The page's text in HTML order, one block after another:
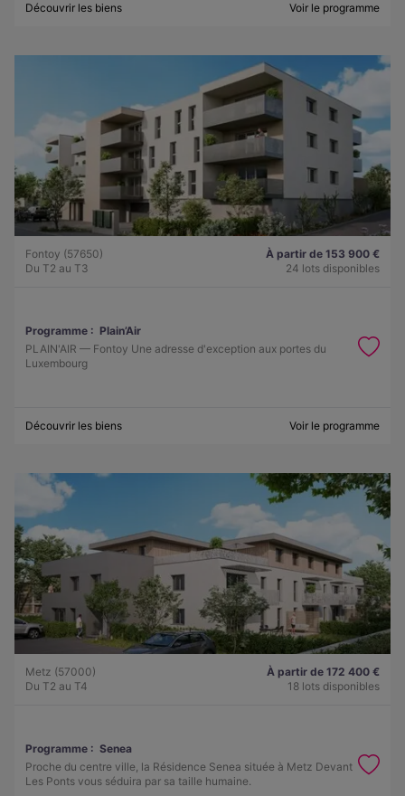
Découvrir les biens Voir le programme
Fontoy (57650)
Du T2 au T3
À partir de 153 900 €
24 lots disponibles
Programme : Plain’Air
PLAIN'AIR — Fontoy Une adresse d'exception aux portes du
Luxembourg
Découvrir les biens Voir le programme
Metz (57000)
Du T2 au T4
À partir de 172 400 €
18 lots disponibles
Programme : Senea
Proche du centre ville, la Résidence Senea située à Metz Devant
Les Ponts vous séduira par sa taille humaine.